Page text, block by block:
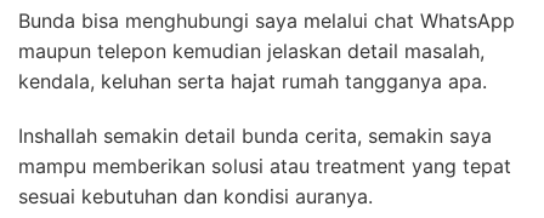
Bunda bisa menghubungi saya melalui chat WhatsApp
maupun telepon kemudian jelaskan detail masalah,
kendala, keluhan serta hajat rumah tangganya apa.
Inshallah semakin detail bunda cerita, semakin saya
mampu memberikan solusi atau treatment yang tepat
sesuai kebutuhan dan kondisi auranya.